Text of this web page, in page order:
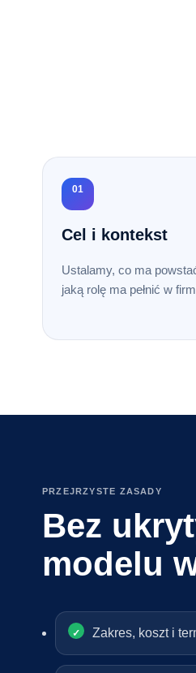
01
Cel i kontekst
Ustalamy, co ma
jaką rolę ma pełnić w
PRZEJRZYSTE ZASADY
Bez
modelu
Zakres, koszt i